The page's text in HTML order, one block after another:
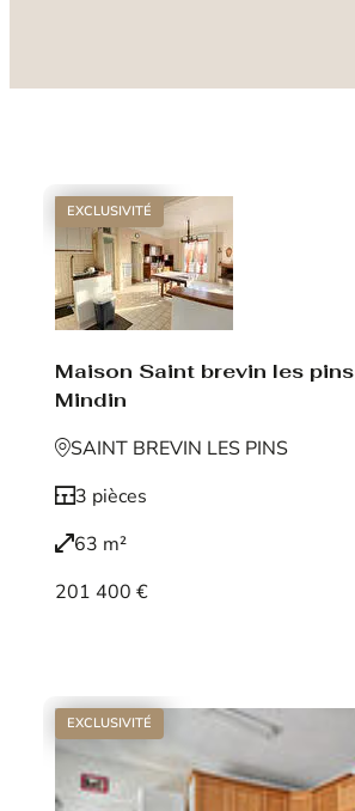
EXCLUSIVITÉ
Maison Saint brevin les pins
Mindin
SAINT BREVIN LES PINS
3 pièces
63 m²
201 400 €
EXCLUSIVITÉ